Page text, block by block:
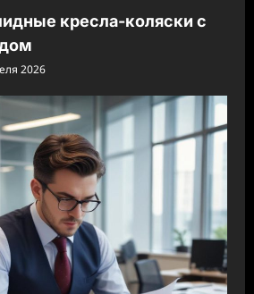
кресла-коляски с
2026